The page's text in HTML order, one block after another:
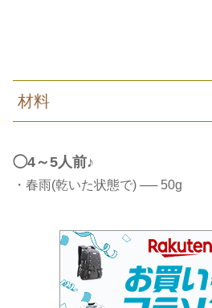
材料
◯4～5人前♪
・春雨(乾いた状態で) ── 50g